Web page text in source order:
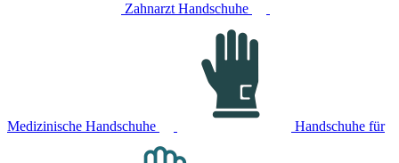
Zahnarzt Handschuhe
Medizinische Handschuhe Handschuhe für